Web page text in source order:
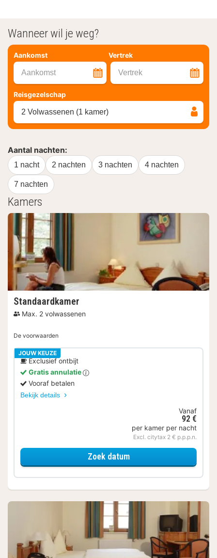
Wanneer wil je weg?
Aankomst Vertrek
Aankomst Vertrek
Reisgezelschap
2 Volwassenen (1 kamer)
Aantal nachten:
1 nacht 2 nachten 3 nachten 4 nachten
7 nachten
Kamers
Standaardkamer
Max. 2 volwassenen
De voorwaarden
JOUW KEUZE
Exclusief ontbijt
Gratis annulatie
Vooraf betalen
Bekijk details
Vanaf
92 €
per kamer per nacht
Excl. citytax 2 € p.p.p.n.
Zoek datumvoor Standaardkamer